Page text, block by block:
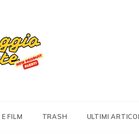
E FILM TRASH ULTIMI